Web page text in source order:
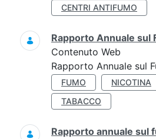
CENTRI ANTIFUMO
Rapporto Annuale sul
Contenuto Web
Rapporto Annuale sul
FUMO NICOTINA
TABACCO
Rapporto annuale sul